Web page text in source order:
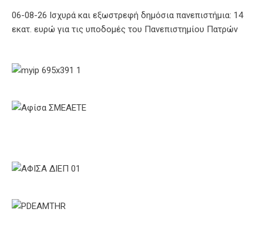
06-08-26 Ισχυρά και εξωστρεφή δημόσια πανεπιστήμια: 14
εκατ. ευρώ για τις υποδομές του Πανεπιστημίου Πατρών